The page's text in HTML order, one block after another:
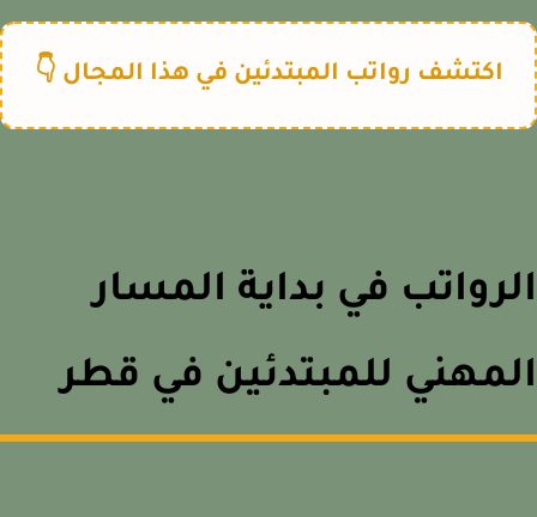
اكتشف رواتب المبتدئين في هذا المجال 👇
في بداية المسار
للمبتدئين في قطر